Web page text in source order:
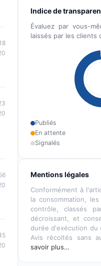
Indice de
Évaluez par vous-
laissés par les clients
Publiés
En attente
Signalés
Mentions légales
Conformément à
la consommation,
contrôle, classés
décroissant, et
durée d'exécution du
Avis récoltés sans
savoir plus…